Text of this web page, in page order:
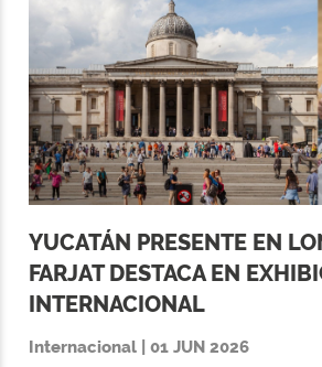
YUCATÁN PRESENTE EN
FARJAT DESTACA EN
INTERNACIONAL
Internacional | 01 JUN 2026